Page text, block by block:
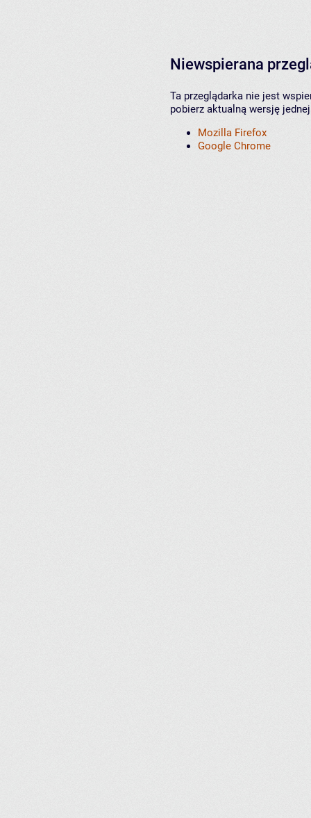
Niewspierana
Ta przeglądarka nie jest
pobierz aktualną wersję
Mozilla Firefox
Google Chrome